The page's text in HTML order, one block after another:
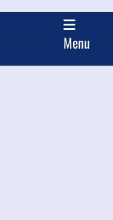
Menu